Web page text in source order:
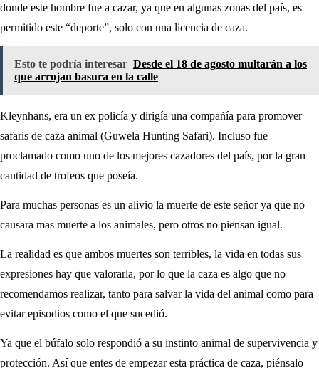
donde este hombre fue a cazar, ya que en algunas zonas del país, es
permitido este “deporte”, solo con una licencia de caza.
Esto te podría interesar Desde el 18 de agosto multarán a los
que arrojan basura en la calle
Kleynhans, era un ex policía y dirigía una compañía para promover
safaris de caza animal (Guwela Hunting Safari). Incluso fue
proclamado como uno de los mejores cazadores del país, por la gran
cantidad de trofeos que poseía.
Para muchas personas es un alivio la muerte de este señor ya que no
causara mas muerte a los animales, pero otros no piensan igual.
La realidad es que ambos muertes son terribles, la vida en todas sus
expresiones hay que valorarla, por lo que la caza es algo que no
recomendamos realizar, tanto para salvar la vida del animal como para
evitar episodios como el que sucedió.
Ya que el búfalo solo respondió a su instinto animal de supervivencia y
protección. Así que entes de empezar esta práctica de caza, piénsalo